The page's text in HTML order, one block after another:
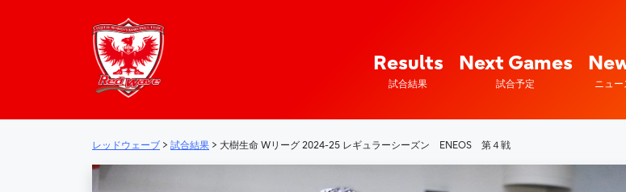
メインナビゲーション
Results
試合結果
Next Games
試合予定 ニュー
レッドウェーブ > 試合結果 > 大樹生命 Wリーグ 2024-25 レギュラーシーズン ENEOS 第４戦